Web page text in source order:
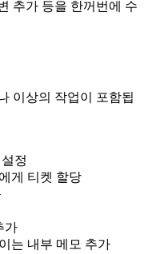
추가 등을 한꺼번에 수
이상의 작업이 포함됩
정
게 티켓 할당
가
는 내부 메모 추가